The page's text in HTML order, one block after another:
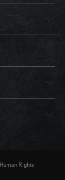
Human Rights